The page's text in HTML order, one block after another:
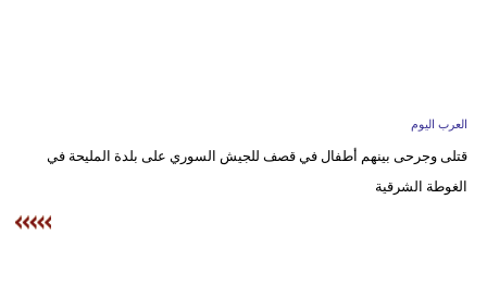
بيئة
العرب اليوم
قتلى وجرحى بينهم أطفال في قصف للجيش السوري على بلدة المليحة في
الغوطة الشرقية